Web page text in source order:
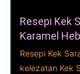
Resepi Kek
Karamel
Resepi Kek
kelezatan Kek